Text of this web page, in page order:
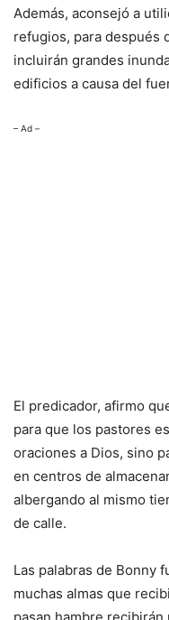
Además, aconsejó a
refugios, para después
incluirán grandes
edificios a causa del
– Ad –
El predicador, afirmo
para que los pastores
oraciones a Dios, sino
en centros de
albergando al mismo
de calle.
Las palabras de Bonny
muchas almas que